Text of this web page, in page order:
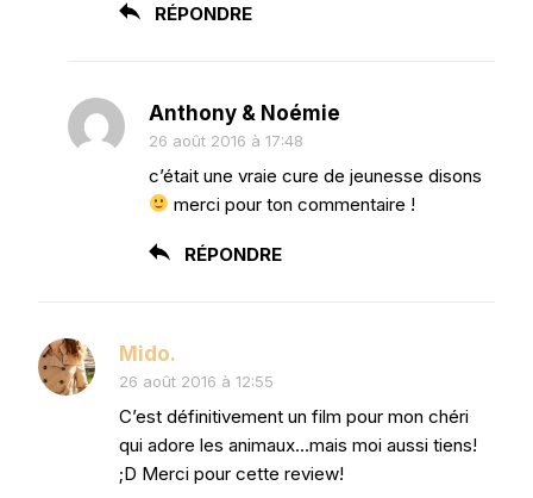
RÉPONDRE
Anthony & Noémie
26 août 2016 à 17:48
c’était une vraie cure de jeunesse disons
merci pour ton commentaire !
RÉPONDRE
Mido.
26 août 2016 à 12:55
C’est définitivement un film pour mon chéri
qui adore les animaux…mais moi aussi tiens!
;D Merci pour cette review!